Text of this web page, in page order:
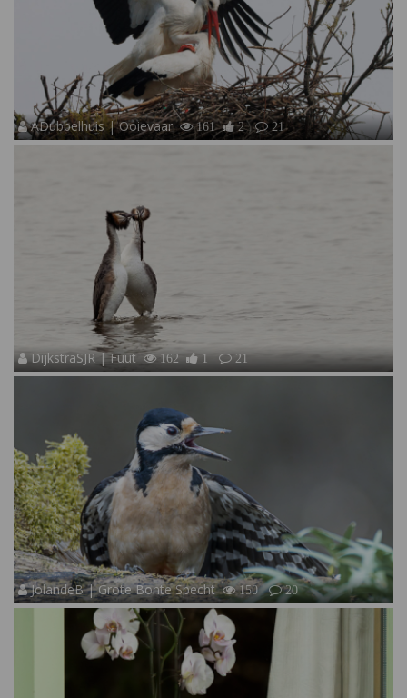
ADubbelhuis | Ooievaar 161 2 21
DijkstraSJR | Fuut 162 1 21
JolandeB | Grote Bonte Specht 150 20